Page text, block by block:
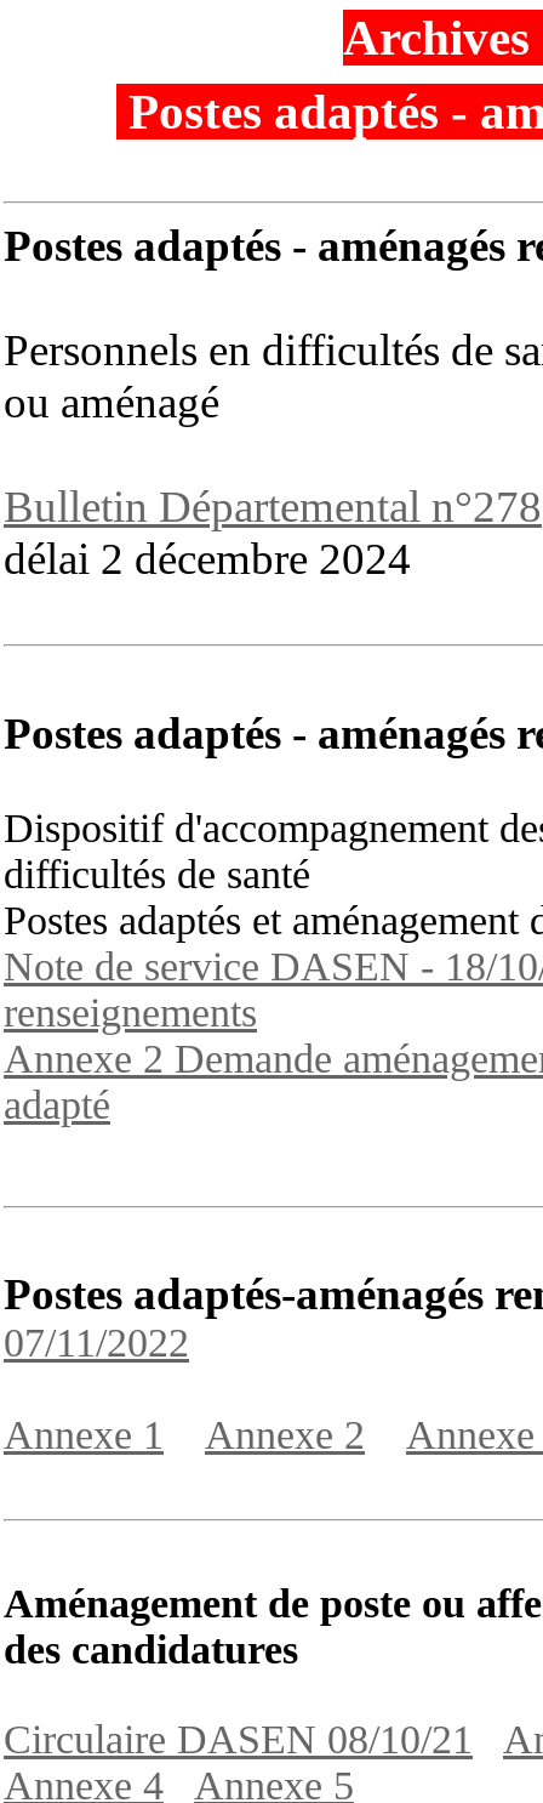
Archives
Postes adaptés -
Postes adaptés - aménagés
Personnels en difficultés de
ou aménagé
Bulletin Départemental n°278
délai 2 décembre 2024
Postes adaptés - aménagés
Dispositif d'accompagnement
difficultés de santé
Postes adaptés et aménagement
Note de service DASEN - 18/
renseignements
Annexe 2 Demande
adapté
Postes adaptés-aménagés
07/11/2022
Annexe 1 Annexe 2
Aménagement de poste ou
des candidatures
Circulaire DASEN 08/10/21
Annexe 4
Annexe 5